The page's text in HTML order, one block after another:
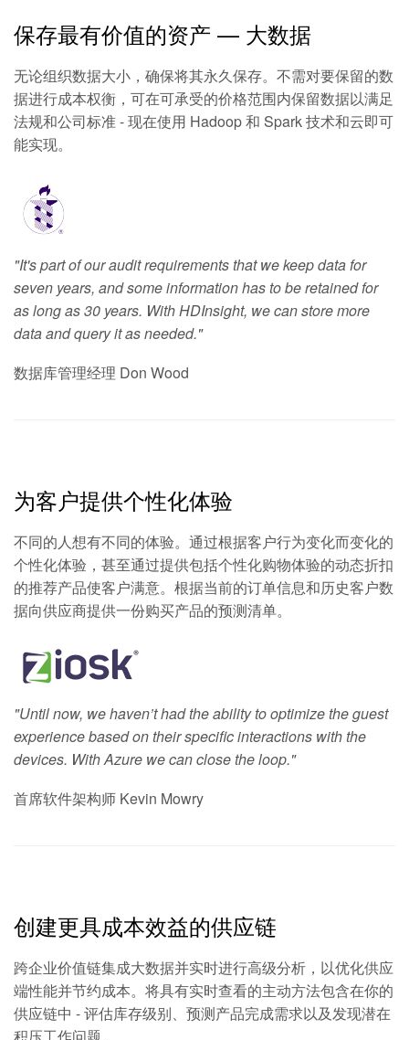
保存最有价值的资产 — 大数据
无论组织数据大小，确保将其永久保存。不需对要保留的数
据进行成本权衡，可在可承受的价格范围内保留数据以满足
法规和公司标准 - 现在使用 Hadoop 和 Spark 技术和云即可
能实现。
"It's part of our audit requirements that we keep data for
seven years, and some information has to be retained for
as long as 30 years. With HDInsight, we can store more
data and query it as needed."
数据库管理经理 Don Wood
为客户提供个性化体验
不同的人想有不同的体验。通过根据客户行为变化而变化的
个性化体验，甚至通过提供包括个性化购物体验的动态折扣
的推荐产品使客户满意。根据当前的订单信息和历史客户数
据向供应商提供一份购买产品的预测清单。
"Until now, we haven’t had the ability to optimize the guest
experience based on their specific interactions with the
devices. With Azure we can close the loop."
首席软件架构师 Kevin Mowry
创建更具成本效益的供应链
跨企业价值链集成大数据并实时进行高级分析，以优化供应
端性能并节约成本。将具有实时查看的主动方法包含在你的
供应链中 - 评估库存级别、预测产品完成需求以及发现潜在